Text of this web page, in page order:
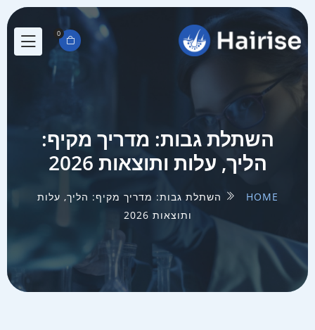
0
השתלת גבות: מדריך מקיף:
הליך, עלות ותוצאות 2026
HOME
השתלת גבות: מדריך מקיף: הליך, עלות
ותוצאות 2026